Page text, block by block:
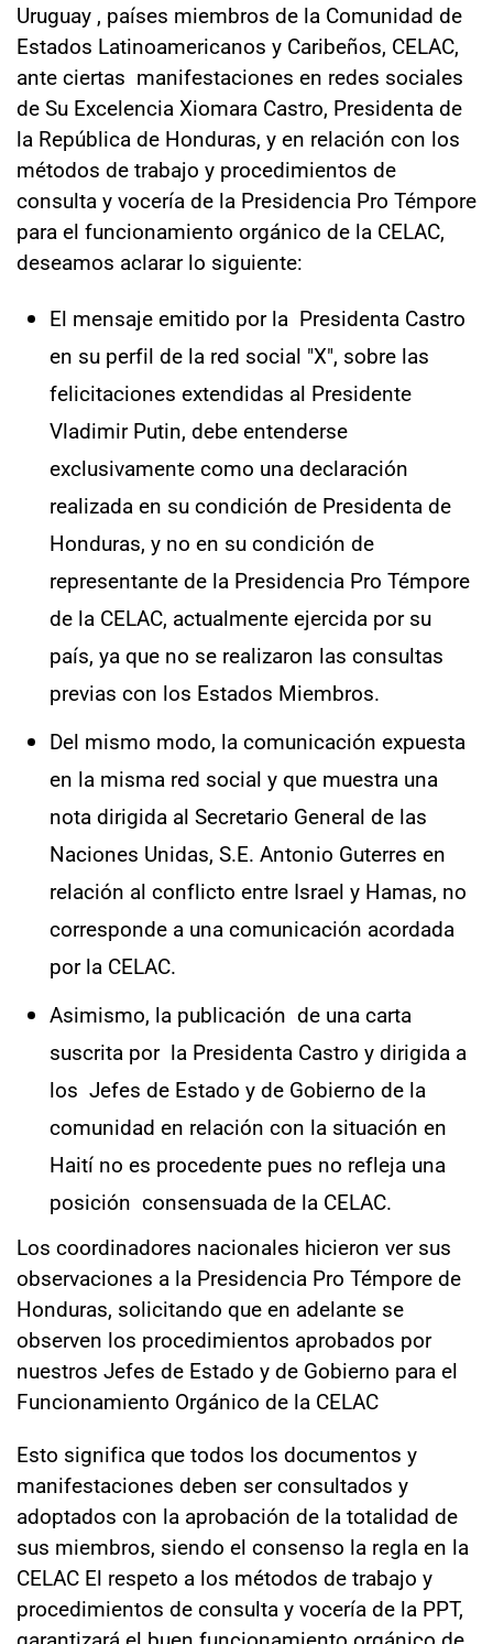
Uruguay , países miembros de la Comunidad de
Estados Latinoamericanos y Caribeños, CELAC,
ante ciertas manifestaciones en redes sociales
de Su Excelencia Xiomara Castro, Presidenta de
la República de Honduras, y en relación con los
métodos de trabajo y procedimientos de
consulta y vocería de la Presidencia Pro Témpore
para el funcionamiento orgánico de la CELAC,
deseamos aclarar lo siguiente:
El mensaje emitido por la Presidenta Castro
en su perfil de la red social "X", sobre las
felicitaciones extendidas al Presidente
Vladimir Putin, debe entenderse
exclusivamente como una declaración
realizada en su condición de Presidenta de
Honduras, y no en su condición de
representante de la Presidencia Pro Témpore
de la CELAC, actualmente ejercida por su
país, ya que no se realizaron las consultas
previas con los Estados Miembros.
Del mismo modo, la comunicación expuesta
en la misma red social y que muestra una
nota dirigida al Secretario General de las
Naciones Unidas, S.E. Antonio Guterres en
relación al conflicto entre Israel y Hamas, no
corresponde a una comunicación acordada
por la CELAC.
Asimismo, la publicación de una carta
suscrita por la Presidenta Castro y dirigida a
los Jefes de Estado y de Gobierno de la
comunidad en relación con la situación en
Haití no es procedente pues no refleja una
posición consensuada de la CELAC.
Los coordinadores nacionales hicieron ver sus
observaciones a la Presidencia Pro Témpore de
Honduras, solicitando que en adelante se
observen los procedimientos aprobados por
nuestros Jefes de Estado y de Gobierno para el
Funcionamiento Orgánico de la CELAC
Esto significa que todos los documentos y
manifestaciones deben ser consultados y
adoptados con la aprobación de la totalidad de
sus miembros, siendo el consenso la regla en la
CELAC El respeto a los métodos de trabajo y
procedimientos de consulta y vocería de la PPT,